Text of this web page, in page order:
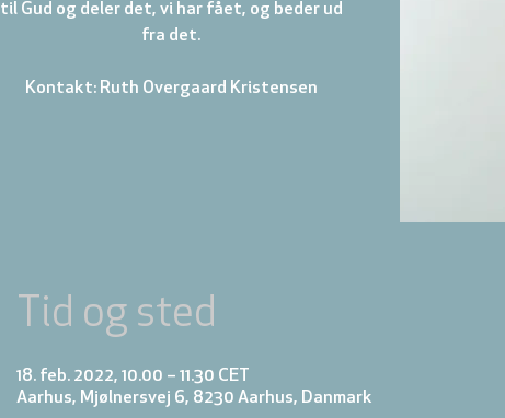
til Gud og deler det, vi har fået, og beder ud
fra det.
Kontakt: Ruth Overgaard Kristensen
Tid og sted
18. feb. 2022, 10.00 – 11.30 CET
Aarhus, Mjølnersvej 6, 8230 Aarhus, Danmark